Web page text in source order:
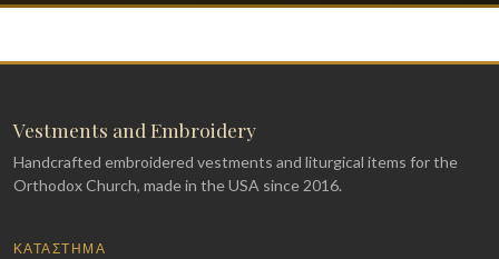
Vestments and Embroidery
Handcrafted embroidered vestments and liturgical items for the
Orthodox Church, made in the USA since 2016.
ΚΑΤΆΣΤΗΜΑ